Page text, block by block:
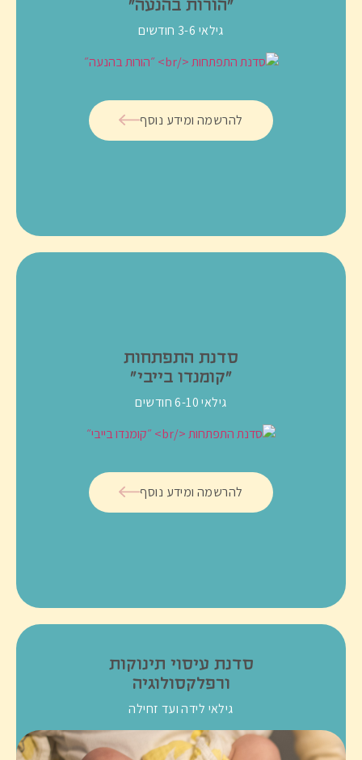
״הורות בהנעה״
גילאי 3-6 חודשים
להרשמה ומידע נוסף
סדנת התפתחות
״קומנדו בייבי״
גילאי 6-10 חודשים
להרשמה ומידע נוסף
סדנת עיסוי תינוקות
ורפלקסולוגיה
גילאי לידה ועד זחילה